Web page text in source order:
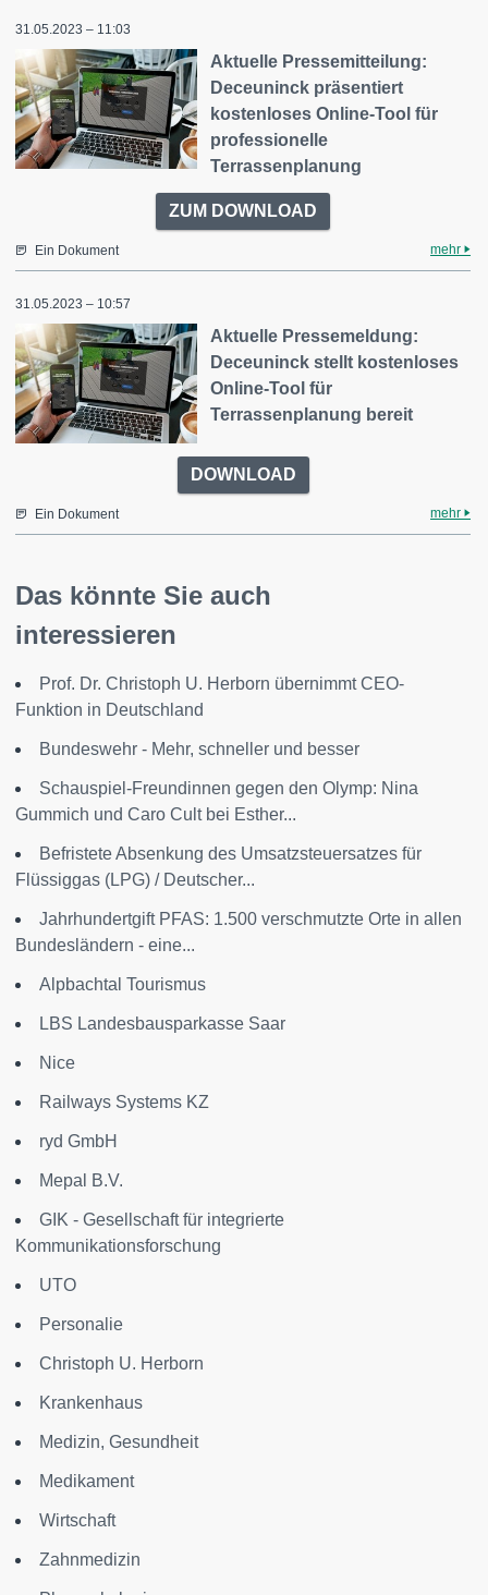
31.05.2023 – 11:03
Aktuelle Pressemitteilung:
Deceuninck präsentiert
kostenloses Online-Tool für
professionelle
Terrassenplanung
ZUM DOWNLOAD
Ein Dokument mehr
31.05.2023 – 10:57
Aktuelle Pressemeldung:
Deceuninck stellt kostenloses
Online-Tool für
Terrassenplanung bereit
DOWNLOAD
Ein Dokument mehr
Das könnte Sie auch
interessieren
Prof. Dr. Christoph U. Herborn übernimmt CEO-
Funktion in Deutschland
Bundeswehr - Mehr, schneller und besser
Schauspiel-Freundinnen gegen den Olymp: Nina
Gummich und Caro Cult bei Esther...
Befristete Absenkung des Umsatzsteuersatzes für
Flüssiggas (LPG) / Deutscher...
Jahrhundertgift PFAS: 1.500 verschmutzte Orte in allen
Bundesländern - eine...
Alpbachtal Tourismus
LBS Landesbausparkasse Saar
Nice
Railways Systems KZ
ryd GmbH
Mepal B.V.
GIK - Gesellschaft für integrierte
Kommunikationsforschung
UTO
Personalie
Christoph U. Herborn
Krankenhaus
Medizin, Gesundheit
Medikament
Wirtschaft
Zahnmedizin